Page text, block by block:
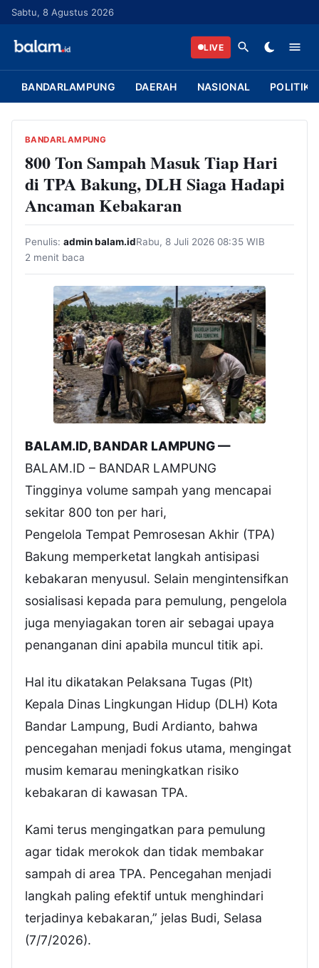
u
Sabtu, 8 Agustus 2026
LIVE
BANDARLAMPUNG DAERAH NASIONAL POLITIK
BANDARLAMPUNG
800 Ton Sampah Masuk Tiap Hari
di TPA Bakung, DLH Siaga Hadapi
Ancaman Kebakaran
Penulis: admin balam.idRabu, 8 Juli 2026 08:35 WIB
2 menit baca
BALAM.ID, BANDAR LAMPUNG —
BALAM.ID – BANDAR LAMPUNG
Tingginya volume sampah yang mencapai
sekitar 800 ton per hari,
Pengelola Tempat Pemrosesan Akhir (TPA)
Bakung memperketat langkah antisipasi
kebakaran menyusul. Selain mengintensifkan
sosialisasi kepada para pemulung, pengelola
juga menyiagakan toren air sebagai upaya
penanganan dini apabila muncul titik api.
Hal itu dikatakan Pelaksana Tugas (Plt)
Kepala Dinas Lingkungan Hidup (DLH) Kota
Bandar Lampung, Budi Ardianto, bahwa
pencegahan menjadi fokus utama, mengingat
musim kemarau meningkatkan risiko
kebakaran di kawasan TPA.
Kami terus mengingatkan para pemulung
agar tidak merokok dan tidak membakar
sampah di area TPA. Pencegahan menjadi
langkah paling efektif untuk menghindari
terjadinya kebakaran,” jelas Budi, Selasa
(7/7/2026).